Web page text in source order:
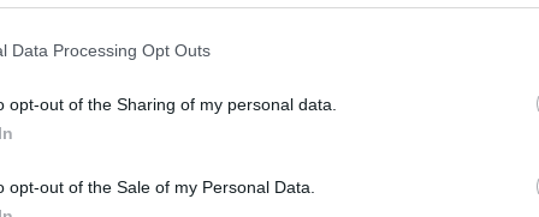
Data Processing Opt Outs
opt-out of the Sharing of my personal data.
opt-out of the Sale of my Personal Data.
/ 747-8 (Air Force One, Τραμπ)
πρόεδρο των ΗΠΑ. Περιλαμβάνει προηγμένα
αντιπυραυλική προστασία, και
εσωτερικό για εργασία, ανάπαυση και